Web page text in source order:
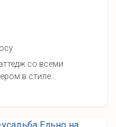
со всеми
в стиле...